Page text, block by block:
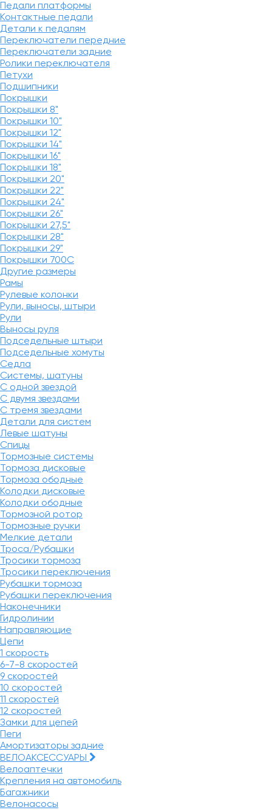
Педали платформы
Контактные педали
Детали к педалям
Переключатели передние
Переключатели задние
Ролики переключателя
Петухи
Подшипники
Покрышки
Покрышки 8"
Покрышки 10"
Покрышки 12"
Покрышки 14"
Покрышки 16"
Покрышки 18"
Покрышки 20"
Покрышки 22"
Покрышки 24"
Покрышки 26"
Покрышки 27,5"
Покрышки 28"
Покрышки 29"
Покрышки 700C
Другие размеры
Рамы
Рулевые колонки
Рули, выносы, штыри
Рули
Выносы руля
Подседельные штыри
Подседельные хомуты
Седла
Системы, шатуны
С одной звездой
С двумя звездами
С тремя звездами
Детали для систем
Левые шатуны
Спицы
Тормозные системы
Тормоза дисковые
Тормоза ободные
Колодки дисковые
Колодки ободные
Тормозной ротор
Тормозные ручки
Мелкие детали
Троса/Рубашки
Тросики тормоза
Тросики переключения
Рубашки тормоза
Рубашки переключения
Наконечники
Гидролинии
Направляющие
Цепи
1 скорость
6-7-8 скоростей
9 скоростей
10 скоростей
11 скоростей
12 скоростей
Замки для цепей
Пеги
Амортизаторы задние
ВЕЛОАКСЕССУАРЫ
Велоаптечки
Крепления на автомобиль
Багажники
Велонасосы